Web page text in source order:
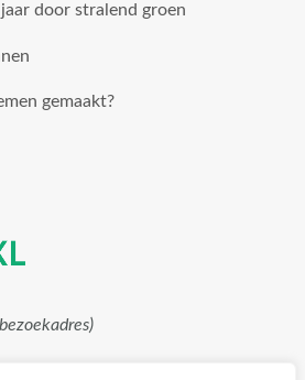
door stralend groen
gemaakt?